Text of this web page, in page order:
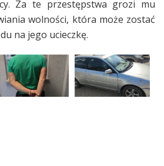
Za te przestępstwa grozi mu
wolności, która może zostać
na jego ucieczkę.